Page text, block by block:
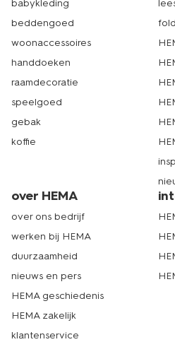
babykleding
beddengoed
woonaccessoires
handdoeken
raamdecoratie
speelgoed
gebak
koffie
over HEMA
over ons bedrijf
werken bij HEMA
duurzaamheid
nieuws en pers
HEMA geschiedenis
HEMA zakelijk
klantenservice